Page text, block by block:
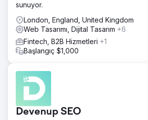
sunuyor.
London, England, United Kingdom
Web Tasarımı, Dijital Tasarım +6
Fintech, B2B Hizmetleri +1
Başlangıç $1,000
Devenup SEO